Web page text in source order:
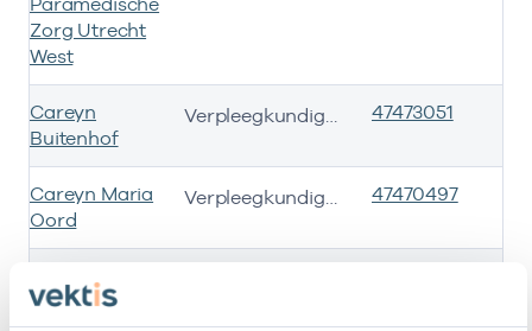
Zorg Utrecht
West
Careyn
Buitenhof
Verpleegkundigen niveau 6 of hoger 47473051
Careyn Maria
Oord
Verpleegkundigen niveau 6 of hoger 47470497
Tamarinde /